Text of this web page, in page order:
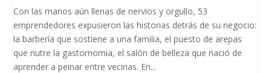
Con las manos aún llenas de nervios y orgullo, 53
emprendedores expusieron las historias detrás de su negocio:
la barbería que sostiene a una familia, el puesto de arepas
que nutre la gastornomia, el salón de belleza que nació de
aprender a peinar entre vecinas. En...